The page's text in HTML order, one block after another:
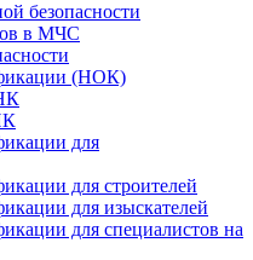
безопасности
в МЧС
(НОК)
для
для строителей
для изыскателей
для специалистов на